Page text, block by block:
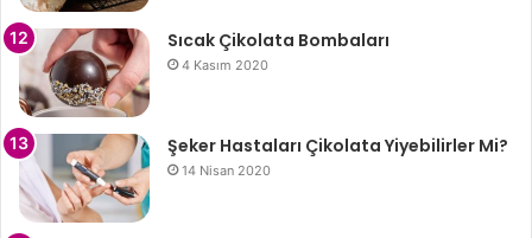
Sıcak Çikolata Bombaları
4 Kasım 2020
Şeker Hastaları Çikolata Yiyebilirler Mi?
14 Nisan 2020